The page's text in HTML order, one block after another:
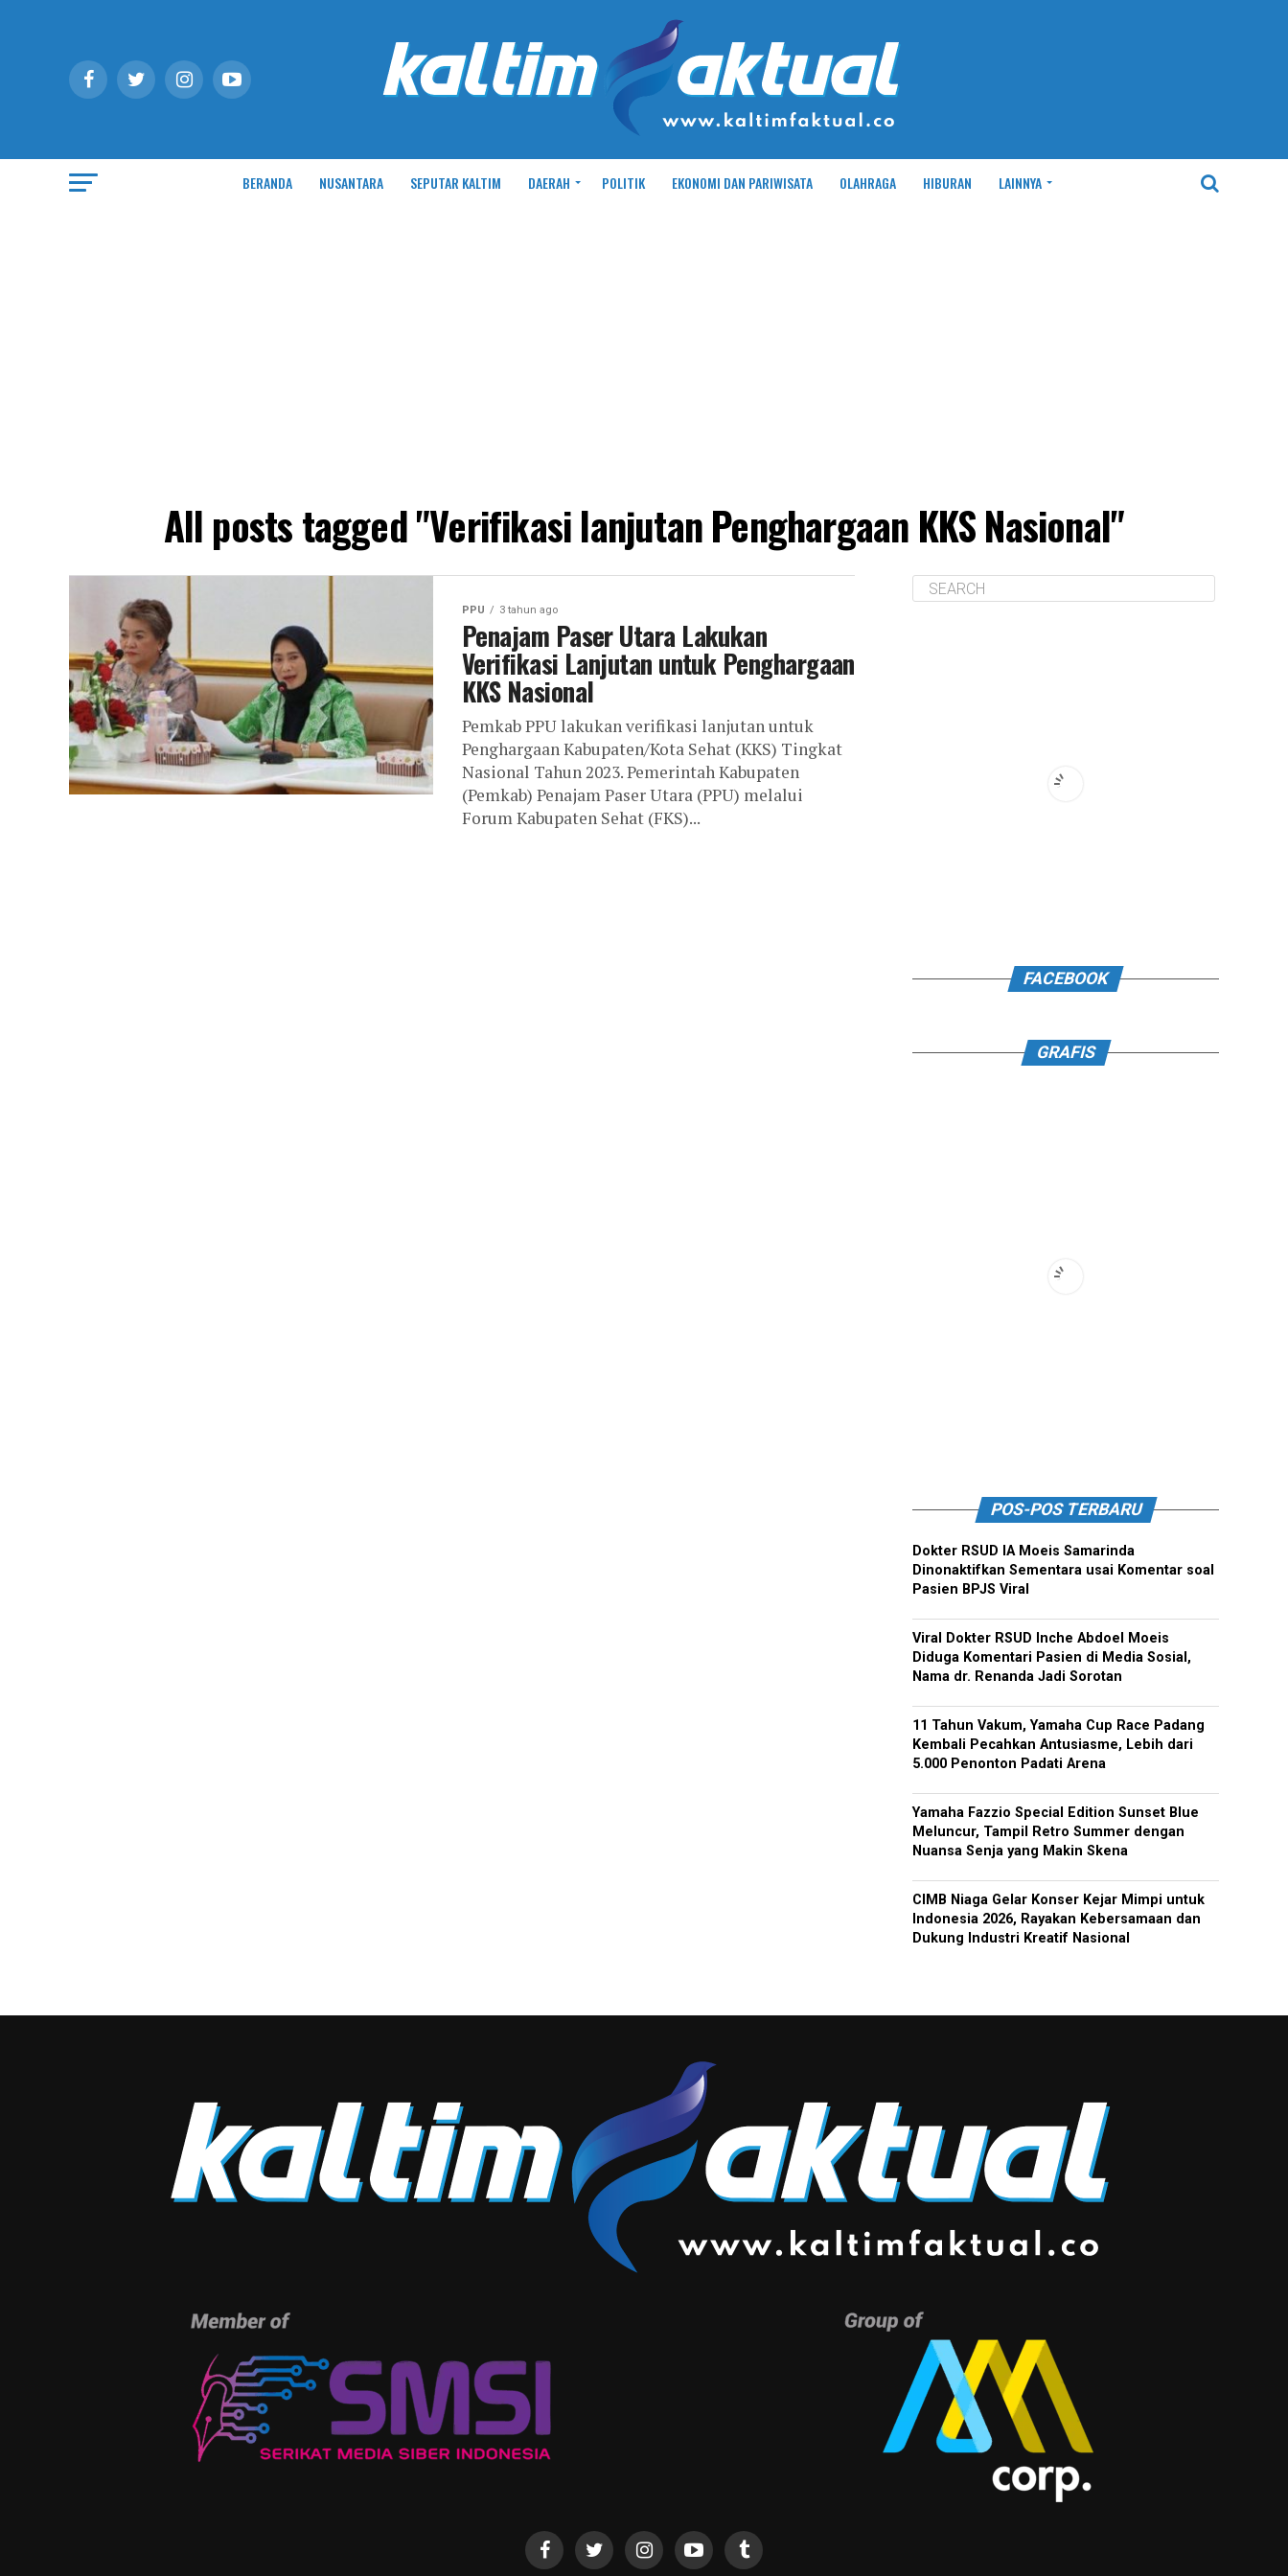
BERANDA NUSANTARA SEPUTAR KALTIM DAERAH POLITIK EKONOMI DAN PARIWISATA OLAHRAGA HIBURAN LAINNYA
All posts tagged "Verifikasi lanjutan Penghargaan KKS Nasional"
PPU 3 tahun ago
Penajam Paser Utara Lakukan
Verifikasi Lanjutan untuk Penghargaan
KKS Nasional
Pemkab PPU lakukan verifikasi lanjutan untuk
Penghargaan Kabupaten/Kota Sehat (KKS) Tingkat
Nasional Tahun 2023. Pemerintah Kabupaten
(Pemkab) Penajam Paser Utara (PPU) melalui
Forum Kabupaten Sehat (FKS)...
FACEBOOK
GRAFIS
POS-POS TERBARU
Dokter RSUD IA Moeis Samarinda
Dinonaktifkan Sementara usai Komentar soal
Pasien BPJS Viral
Viral Dokter RSUD Inche Abdoel Moeis
Diduga Komentari Pasien di Media Sosial,
Nama dr. Renanda Jadi Sorotan
11 Tahun Vakum, Yamaha Cup Race Padang
Kembali Pecahkan Antusiasme, Lebih dari
5.000 Penonton Padati Arena
Yamaha Fazzio Special Edition Sunset Blue
Meluncur, Tampil Retro Summer dengan
Nuansa Senja yang Makin Skena
CIMB Niaga Gelar Konser Kejar Mimpi untuk
Indonesia 2026, Rayakan Kebersamaan dan
Dukung Industri Kreatif Nasional